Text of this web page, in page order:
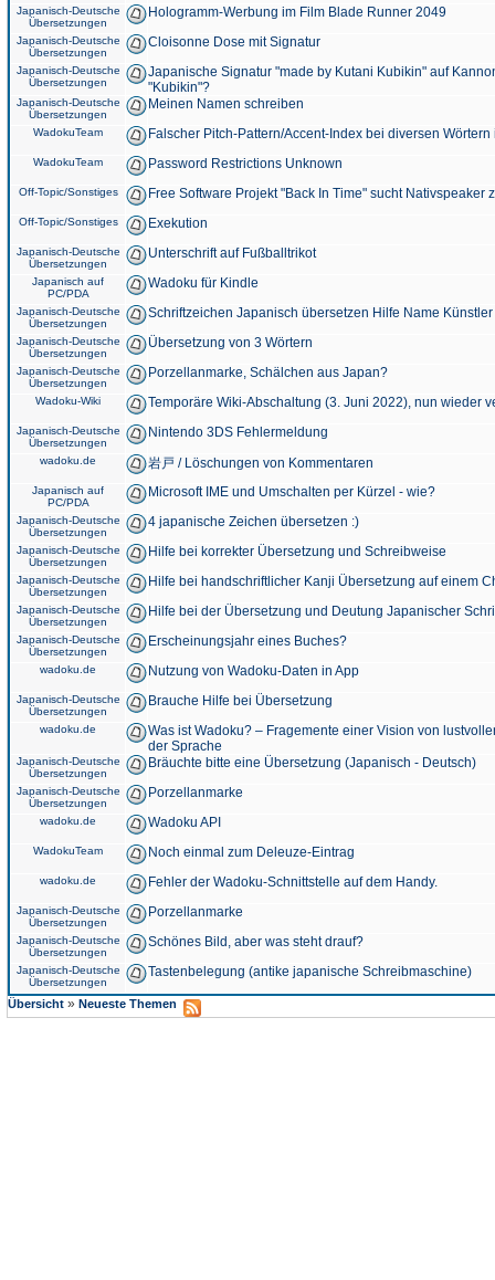
Japanisch-Deutsche
Übersetzungen
Hologramm-Werbung im Film Blade Runner 2049
Japanisch-Deutsche
Übersetzungen
Cloisonne Dose mit Signatur
Japanisch-Deutsche
Übersetzungen
Japanische Signatur "made by Kutani Kubikin" auf
"Kubikin"?
Japanisch-Deutsche
Übersetzungen
Meinen Namen schreiben
WadokuTeam Falscher Pitch-Pattern/Accent-Index bei diversen
WadokuTeam Password Restrictions Unknown
Off-Topic/Sonstiges Free Software Projekt "Back In Time" sucht Nativspeaker
Off-Topic/Sonstiges Exekution
Japanisch-Deutsche
Übersetzungen
Unterschrift auf Fußballtrikot
Japanisch auf
PC/PDA
Wadoku für Kindle
Japanisch-Deutsche
Übersetzungen
Schriftzeichen Japanisch übersetzen Hilfe Name
Japanisch-Deutsche
Übersetzungen
Übersetzung von 3 Wörtern
Japanisch-Deutsche
Übersetzungen
Porzellanmarke, Schälchen aus Japan?
Wadoku-Wiki Temporäre Wiki-Abschaltung (3. Juni 2022), nun wieder
Japanisch-Deutsche
Übersetzungen
Nintendo 3DS Fehlermeldung
wadoku.de 岩戸 / Löschungen von Kommentaren
Japanisch auf
PC/PDA
Microsoft IME und Umschalten per Kürzel - wie?
Japanisch-Deutsche
Übersetzungen
4 japanische Zeichen übersetzen :)
Japanisch-Deutsche
Übersetzungen
Hilfe bei korrekter Übersetzung und Schreibweise
Japanisch-Deutsche
Übersetzungen
Hilfe bei handschriftlicher Kanji Übersetzung auf einem
Japanisch-Deutsche
Übersetzungen
Hilfe bei der Übersetzung und Deutung Japanischer
Japanisch-Deutsche
Übersetzungen
Erscheinungsjahr eines Buches?
wadoku.de Nutzung von Wadoku-Daten in App
Japanisch-Deutsche
Übersetzungen
Brauche Hilfe bei Übersetzung
wadoku.de
Was ist Wadoku? – Fragemente einer Vision von
der Sprache
Japanisch-Deutsche
Übersetzungen
Bräuchte bitte eine Übersetzung (Japanisch - Deutsch)
Japanisch-Deutsche
Übersetzungen
Porzellanmarke
wadoku.de Wadoku API
WadokuTeam Noch einmal zum Deleuze-Eintrag
wadoku.de Fehler der Wadoku-Schnittstelle auf dem Handy.
Japanisch-Deutsche
Übersetzungen
Porzellanmarke
Japanisch-Deutsche
Übersetzungen
Schönes Bild, aber was steht drauf?
Japanisch-Deutsche
Übersetzungen
Tastenbelegung (antike japanische Schreibmaschine)
Übersicht » Neueste Themen